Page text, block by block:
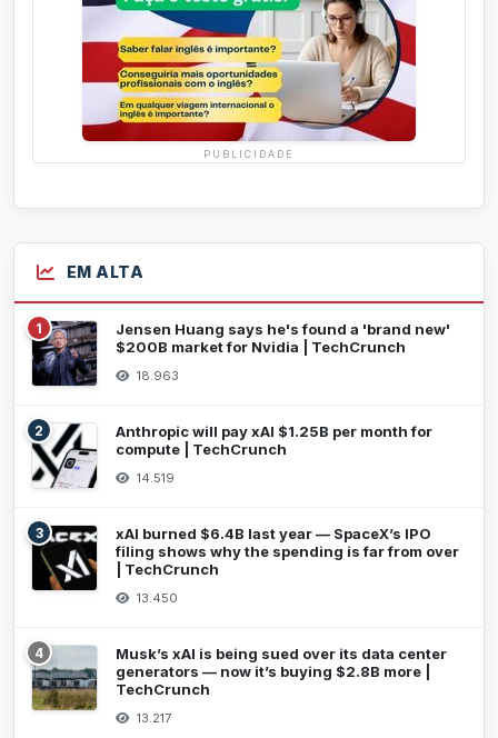
PUBLICIDADE
EM ALTA
1
Jensen Huang says he's found a 'brand new'
$200B market for Nvidia | TechCrunch
18.963
2
Anthropic will pay xAI $1.25B per month for
compute | TechCrunch
14.519
3
xAI burned $6.4B last year — SpaceX’s IPO
filing shows why the spending is far from over
| TechCrunch
13.450
4
Musk’s xAI is being sued over its data center
generators — now it’s buying $2.8B more |
TechCrunch
13.217